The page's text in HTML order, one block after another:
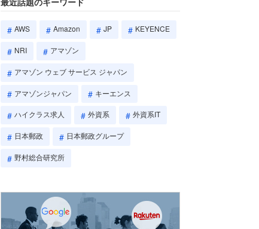
AWS Amazon JP KEYENCE
NRI アマゾン
アマゾン ウェブ サービス ジャパン
アマゾンジャパン キーエンス
ハイクラス求人 外資系 外資系IT
日本郵政 日本郵政グループ
野村総合研究所